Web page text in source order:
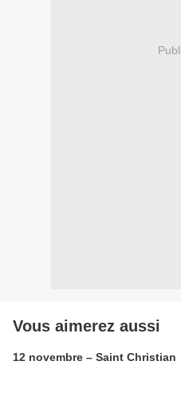
Vous aimerez aussi
12 novembre – Saint Christian